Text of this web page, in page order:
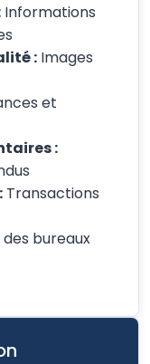
Informations
: Images
et
:
Transactions
bureaux